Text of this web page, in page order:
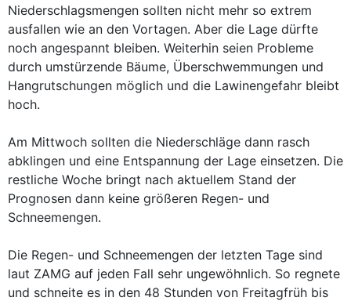
Niederschlagsmengen sollten nicht mehr so extrem
ausfallen wie an den Vortagen. Aber die Lage dürfte
noch angespannt bleiben. Weiterhin seien Probleme
durch umstürzende Bäume, Überschwemmungen und
Hangrutschungen möglich und die Lawinengefahr bleibt
hoch.
Am Mittwoch sollten die Niederschläge dann rasch
abklingen und eine Entspannung der Lage einsetzen. Die
restliche Woche bringt nach aktuellem Stand der
Prognosen dann keine größeren Regen- und
Schneemengen.
Die Regen- und Schneemengen der letzten Tage sind
laut ZAMG auf jeden Fall sehr ungewöhnlich. So regnete
und schneite es in den 48 Stunden von Freitagfrüh bis